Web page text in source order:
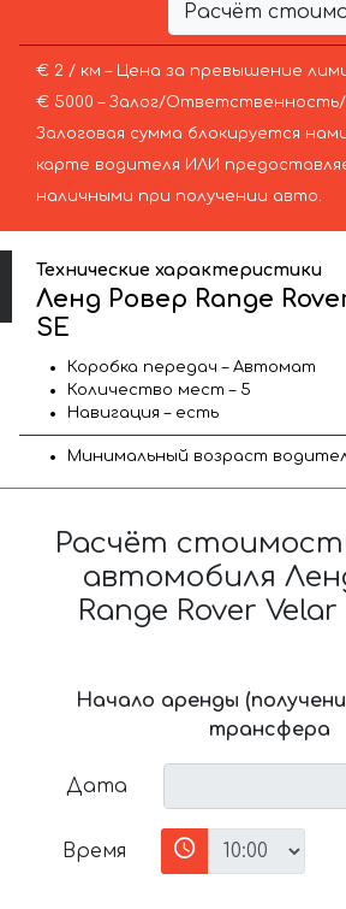
Расчёт
€ 2 / км – Цена за превышение
€ 5000 – Залог/
Залоговая сумма блокируется
карте водителя ИЛИ
наличными при получении авто.
Технические характеристики
Ленд Ровер Range
SE
Коробка передач – Автомат
Количество мест – 5
Навигация – есть
Минимальный возраст
Расчёт
автомобиля
Range Rover Velar
Начало аренды
трансфера
Дата
Время